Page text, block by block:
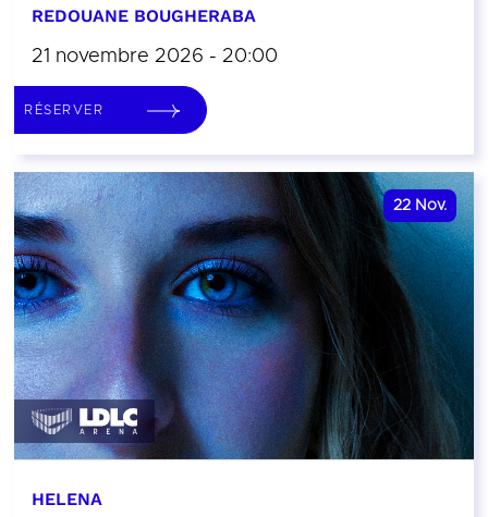
REDOUANE BOUGHERABA
21 novembre 2026 - 20:00
RÉSERVER
22 Nov.
HELENA